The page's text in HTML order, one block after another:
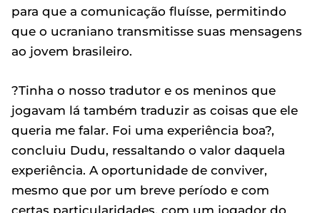
para que a comunicação fluísse, permitindo
que o ucraniano transmitisse suas mensagens
ao jovem brasileiro.
?Tinha o nosso tradutor e os meninos que
jogavam lá também traduzir as coisas que ele
queria me falar. Foi uma experiência boa?,
concluiu Dudu, ressaltando o valor daquela
experiência. A oportunidade de conviver,
mesmo que por um breve período e com